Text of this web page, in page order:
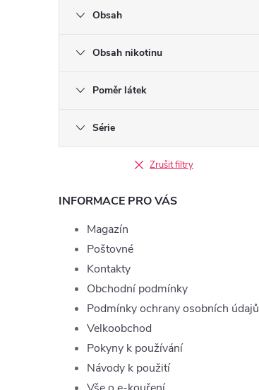
Obsah
Obsah nikotinu
Poměr látek
Série
Zrušit filtry
INFORMACE PRO VÁS
Magazín
Poštovné
Kontakty
Obchodní podmínky
Podmínky ochrany osobních údajů
Velkoobchod
Pokyny k používání
Návody k použití